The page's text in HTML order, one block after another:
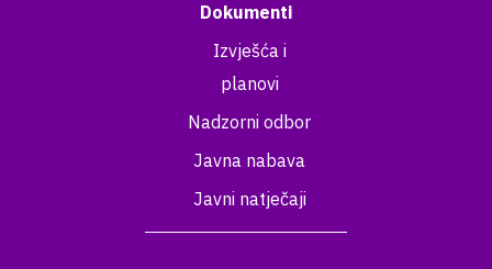
Dokumenti
Izvješća i
planovi
Nadzorni odbor
Javna nabava
Javni natječaji